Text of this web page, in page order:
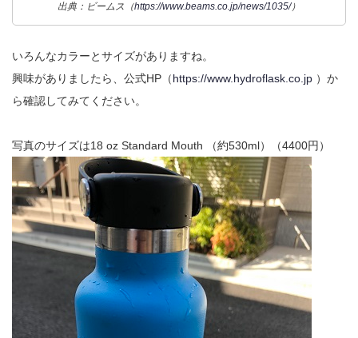
出典：ビームス（https://www.beams.co.jp/news/1035/）
いろんなカラーとサイズがありますね。
興味がありましたら、公式HP（https://www.hydroflask.co.jp ）か
ら確認してみてください。
写真のサイズは18 oz Standard Mouth （約530ml）（4400円）